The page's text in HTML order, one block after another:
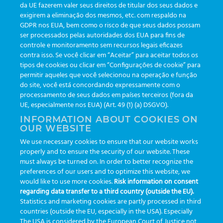
Aktualisierungen(19)
Veranstaltungen(19)
Funktionalitäten(35)
Newsletter (111)
TAGS
auditoria automação
congresso customização dashboard DICQ eficiência
enterprise etrack flebotomista governança clínica
GreinerBioOne greinerbioonebr HL7 IA informação
inovação ISO15189 laboratório novas tecnologias PALC
preanalitica processo de coleta produtividade
da UE fazerem valer seus direitos de titular dos seus dados e
exigirem a eliminação dos mesmos, etc. com respaldo na
GDPR nos EUA, bem como o risco de que seus dados possam
ser processados pelas autoridades dos EUA para fins de
controle e monitoramento sem recursos legais eficazes
contra isso. Se você clicar em “Aceitar” para aceitar todos os
tipos de cookies ou clicar em “Configurações de cookie” para
permitir aqueles que você selecionou na operação e função
do site, você está concordando expressamente com o
processamento de seus dados em países terceiros (fora da
UE, especialmente nos EUA) (Art. 49 (1) (a) DSGVO).
INFORMATION ABOUT COOKIES ON
OUR WEBSITE
We use necessary cookies to ensure that our website works
properly and to ensure the security of our website. These
must always be turned on. In order to better recognize the
preferences of our users and to optimize this website, we
would like to use more cookies.Risk information on consent
regarding data transfer to a third country (outside the EU).
Statistics and marketing cookies are partly processed in third
countries (outside the EU, especially in the USA). Especially